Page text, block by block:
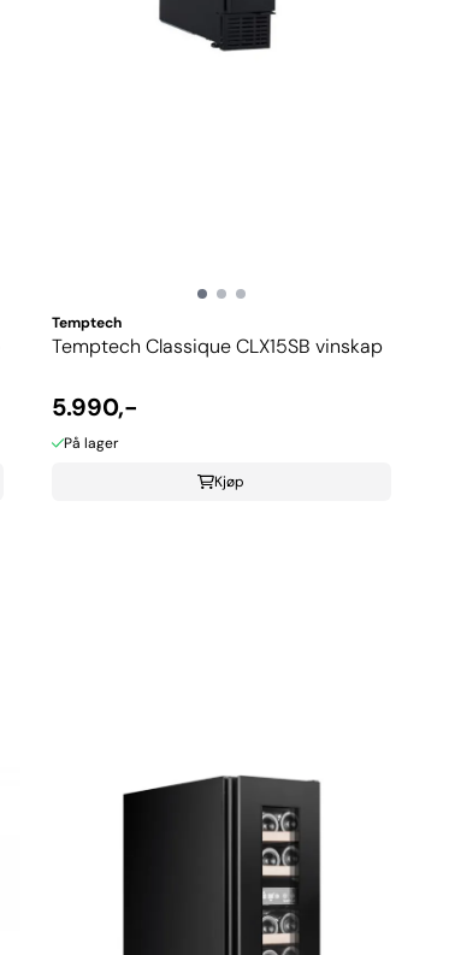
Temptech
Temptech Classique CLX15SB vinskap
5.990,-
På lager
Kjøp